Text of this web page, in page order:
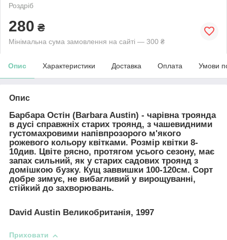
Роздріб
280 ₴
Мінімальна сума замовлення на сайті — 300 ₴
Опис Характеристики Доставка Оплата Умови
Опис
Барбара Остін (Barbara Austin) - чарівна троянда
в дусі справжніх старих троянд, з чашевидними
густомахровими напівпрозорого м'якого
рожевого кольору квітками. Розмір квітки 8-
10див. Цвіте рясно, протягом усього сезону, має
запах сильний, як у старих садових троянд з
домішкою бузку. Кущ заввишки 100-120см. Сорт
добре зимує, не вибагливий у вирощуванні,
стійкий до захворювань.
David Austin Великобританія, 1997
Приховати